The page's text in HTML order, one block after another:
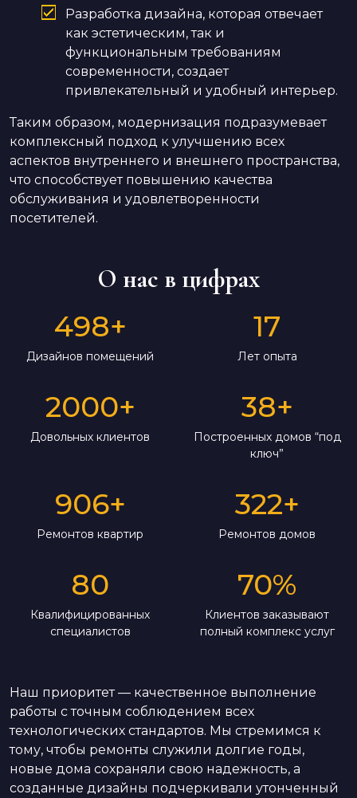
Разработка дизайна, которая отвечает
как эстетическим, так и
функциональным требованиям
современности, создает
привлекательный и удобный интерьер.
Таким образом, модернизация подразумевает
комплексный подход к улучшению всех
аспектов внутреннего и внешнего пространства,
что способствует повышению качества
обслуживания и удовлетворенности
посетителей.
О нас в цифрах
498+
Дизайнов помещений
17
Лет опыта
2000+
Довольных клиентов
38+
Построенных домов “под
ключ”
906+
Ремонтов квартир
322+
Ремонтов домов
80
Квалифицированных
специалистов
70%
Клиентов заказывают
полный комплекс услуг
Наш приоритет — качественное выполнение
работы с точным соблюдением всех
технологических стандартов. Мы стремимся к
тому, чтобы ремонты служили долгие годы,
новые дома сохраняли свою надежность, а
созданные дизайны подчеркивали утонченный